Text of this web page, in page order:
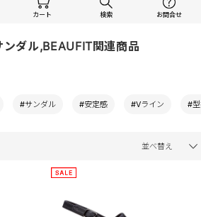
カート 検索 お問合せ
ンダル,BEAUFIT関連商品
#サンダル #安定感 #Vライン #
並べ替え